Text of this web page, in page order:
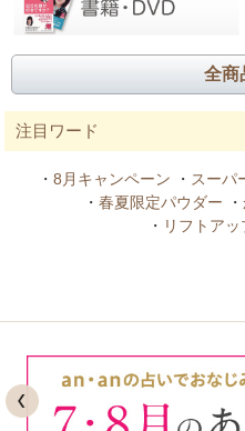
全商
注目ワード
・ 8月キャンペーン ・ スーパ
・ 春夏限定パウダー ・
・ リフトア